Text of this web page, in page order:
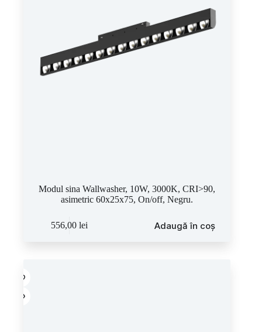
Modul sina Wallwasher, 10W, 3000K, CRI>90,
asimetric 60x25x75, On/off, Negru.
556,00lei Adaugă în coș